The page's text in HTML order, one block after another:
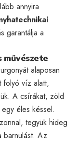
annyira
garantálja a
művészete
alaposan
folyó víz alatt,
A csírákat, zöld
éles késsel.
tegyük hideg
barnulást. Az